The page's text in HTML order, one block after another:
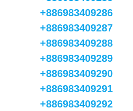
+886983409286
+886983409287
+886983409288
+886983409289
+886983409290
+886983409291
+886983409292